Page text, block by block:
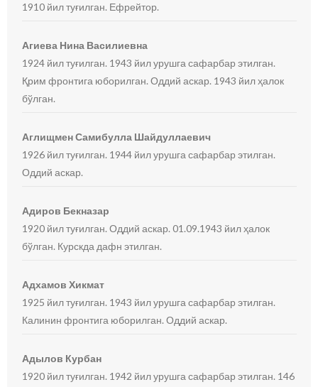
1910 йил туғилган. Ефрейтор.
Агиева Нина Василиевна
1924 йил туғилган. 1943 йил урушга сафарбар этилган.
Қрим фронтига юборилган. Оддий аскар. 1943 йил ҳалок
бўлган.
Аглищмен Самибулла Шайдуллаевич
1926 йил туғилган. 1944 йил урушга сафарбар этилган.
Оддий аскар.
Адиров Бекназар
1920 йил туғилган. Оддий аскар. 01.09.1943 йил ҳалок
бўлган. Курскда дафн этилган.
Адхамов Хикмат
1925 йил туғилган. 1943 йил урушга сафарбар этилган.
Калинин фронтига юборилган. Оддий аскар.
Адылов Курбан
1920 йил туғилган. 1942 йил урушга сафарбар этилган. 146